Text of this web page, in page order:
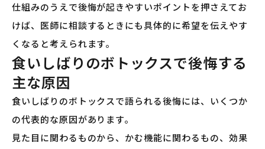
仕組みのうえで後悔が起きやすいポイントを押さえてお
けば、医師に相談するときにも具体的に希望を伝えやす
くなると考えられます。
食いしばりのボトックスで後悔する
主な原因
食いしばりのボトックスで語られる後悔には、いくつか
の代表的な原因があります。
見た目に関わるものから、かむ機能に関わるもの、効果